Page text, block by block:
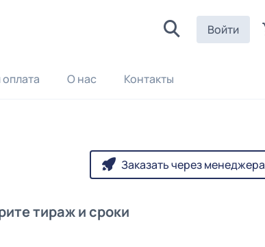
Войти
О нас Контакты
Заказать через менеджера
тираж и сроки